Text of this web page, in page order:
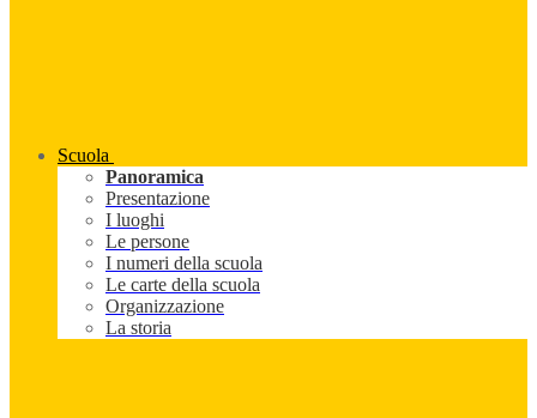
Scuola
Panoramica
Presentazione
I luoghi
Le persone
I numeri della scuola
Le carte della scuola
Organizzazione
La storia